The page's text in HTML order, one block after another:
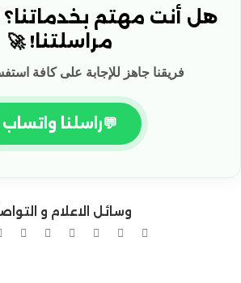
هل أنت مهتم بخدماتنا؟
مراسلتنا! 🚀
فريقنا جاهز للإجابة على كافة
💬راسلنا واتساب
وسائل الاعلام و